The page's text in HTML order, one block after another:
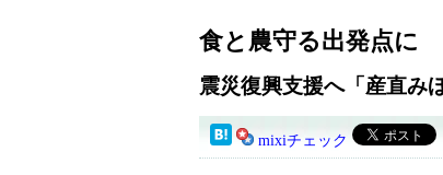
食と農守る出発点に
震災復興支援へ「産直み
mixiチェック